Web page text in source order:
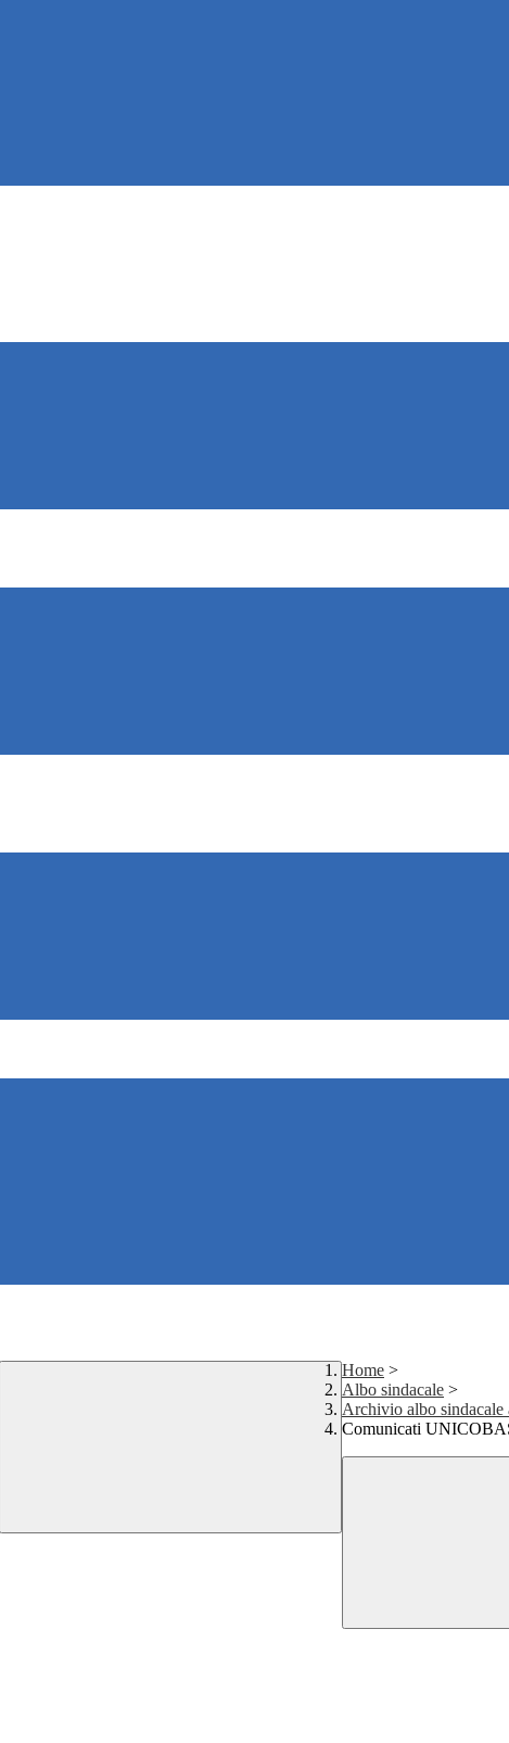
Home >
Albo sindacale >
Archivio albo sindacale
Comunicati